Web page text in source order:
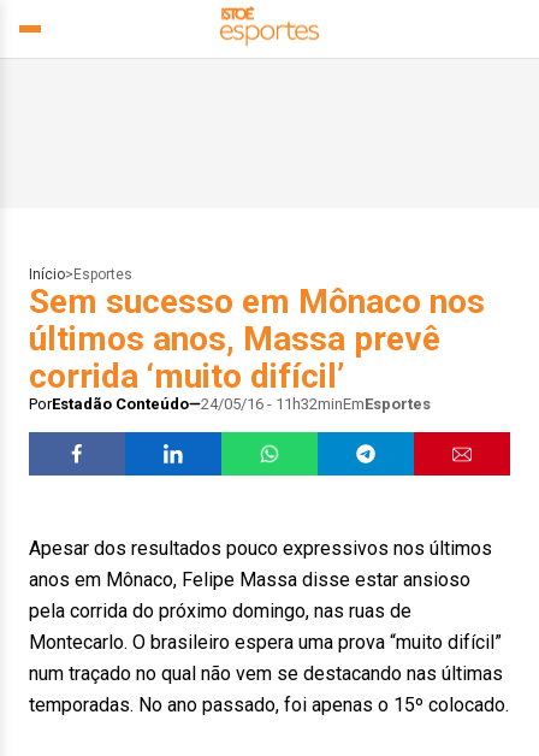
Início> Esportes
Sem sucesso em Mônaco nos
últimos anos, Massa prevê
corrida ‘muito difícil’
PorEstadão Conteúdo 24/05/16 - 11h32minEmEsportes
Apesar dos resultados pouco expressivos nos últimos
anos em Mônaco, Felipe Massa disse estar ansioso
pela corrida do próximo domingo, nas ruas de
Montecarlo. O brasileiro espera uma prova “muito difícil”
num traçado no qual não vem se destacando nas últimas
temporadas. No ano passado, foi apenas o 15º colocado.